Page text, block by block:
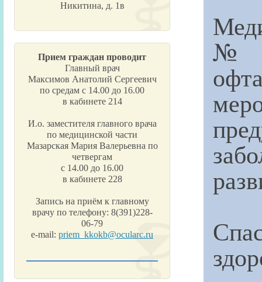
Никитина, д. 1в
Прием граждан проводит
Главный врач
Максимов Анатолий Сергеевич
по средам с 14.00 до 16.00
в кабинете 214
И.о. заместителя главного врача
по медицинской части
Мазарская Мария Валерьевна по
четвергам
с 14.00 до 16.00
в кабинете 228
Запись на приём к главному
врачу по телефону: 8(391)228-
06-79
e-mail:priem_kkokb@ocularc.ru